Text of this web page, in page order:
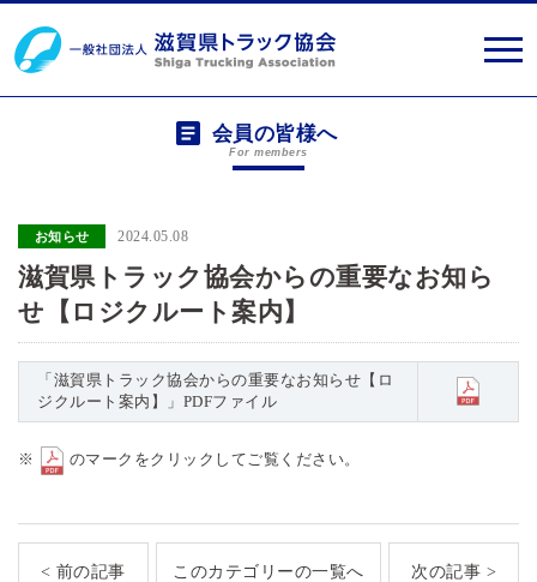
会員の皆様へ
For members
お知らせ 2024.05.08
滋賀県トラック協会からの重要なお知ら
せ【ロジクルート案内】
「滋賀県トラック協会からの重要なお知らせ【ロ
ジクルート案内】」PDFファイル
※ のマークをクリックしてご覧ください。
< 前の記事 このカテゴリーの一覧へ 次の記事 >